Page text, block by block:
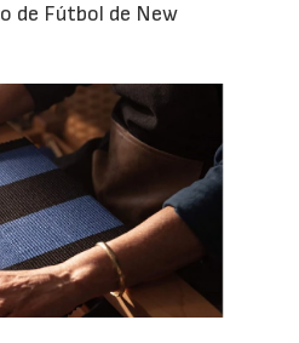
de Fútbol de New